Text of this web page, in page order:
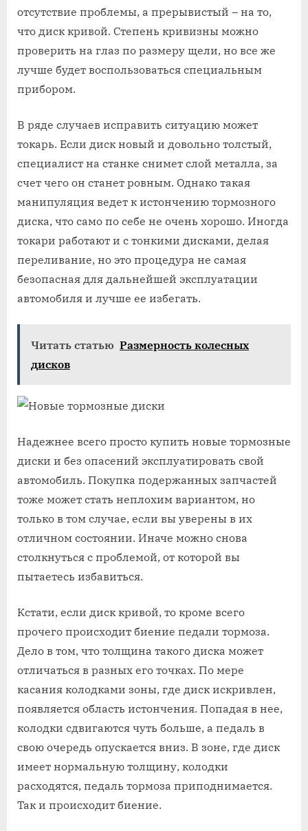
отсутствие проблемы, а прерывистый – на то,
что диск кривой. Степень кривизны можно
проверить на глаз по размеру щели, но все же
лучше будет воспользоваться специальным
прибором.
В ряде случаев исправить ситуацию может
токарь. Если диск новый и довольно толстый,
специалист на станке снимет слой металла, за
счет чего он станет ровным. Однако такая
манипуляция ведет к истончению тормозного
диска, что само по себе не очень хорошо. Иногда
токари работают и с тонкими дисками, делая
переливание, но это процедура не самая
безопасная для дальнейшей эксплуатации
автомобиля и лучше ее избегать.
Читать статью Размерность колесных
дисков
Надежнее всего просто купить новые тормозные
диски и без опасений эксплуатировать свой
автомобиль. Покупка подержанных запчастей
тоже может стать неплохим вариантом, но
только в том случае, если вы уверены в их
отличном состоянии. Иначе можно снова
столкнуться с проблемой, от которой вы
пытаетесь избавиться.
Кстати, если диск кривой, то кроме всего
прочего происходит биение педали тормоза.
Дело в том, что толщина такого диска может
отличаться в разных его точках. По мере
касания колодками зоны, где диск искривлен,
появляется область истончения. Попадая в нее,
колодки сдвигаются чуть больше, а педаль в
свою очередь опускается вниз. В зоне, где диск
имеет нормальную толщину, колодки
расходятся, педаль тормоза приподнимается.
Так и происходит биение.